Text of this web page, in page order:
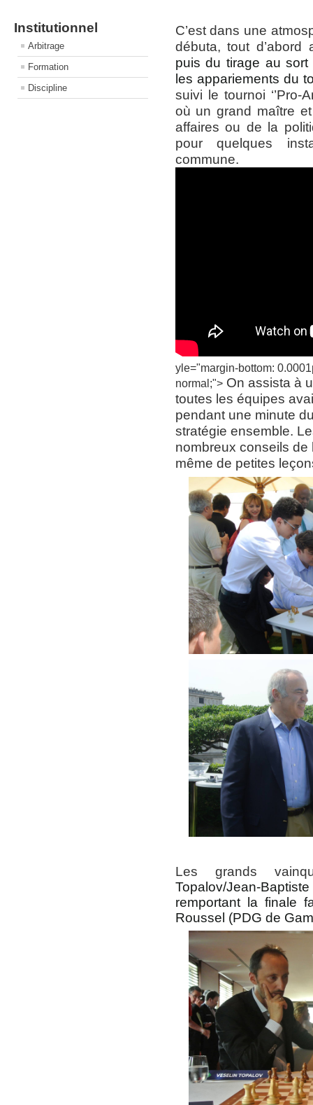
Institutionnel
Arbitrage
Formation
Discipline
C’est dans une
débuta, tout
puis du tirage au sort
les appariements du
suivi le tournoi ‘’Pro-
où un grand maître
affaires ou de la
pour quelques
commune.
yle="margin-bottom:
normal;">On assista à
toutes les équipes
pendant une minute
stratégie ensemble.
nombreux conseils
même de petites
Les grands
Topalov/Jean-
remportant la finale
Roussel (PDG de